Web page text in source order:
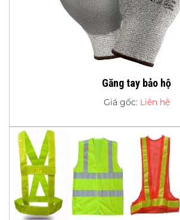
Găng tay bảo hộ
Giá gốc: Liên hệ